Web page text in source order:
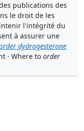
publications des
le droit de les
l'intégrité du
à assurer une
dydrogesterone
· Where to order